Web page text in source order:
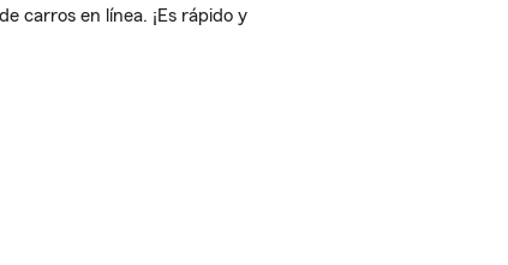
carros en línea. ¡Es rápido y